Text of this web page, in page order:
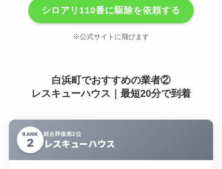
シロアリ110番に駆除を依頼する
※公式サイトに飛びます
白浜町でおすすめの業者②
レスキューハウス｜最短20分で到着
RANK
2
総合評価第2位
レスキューハウス